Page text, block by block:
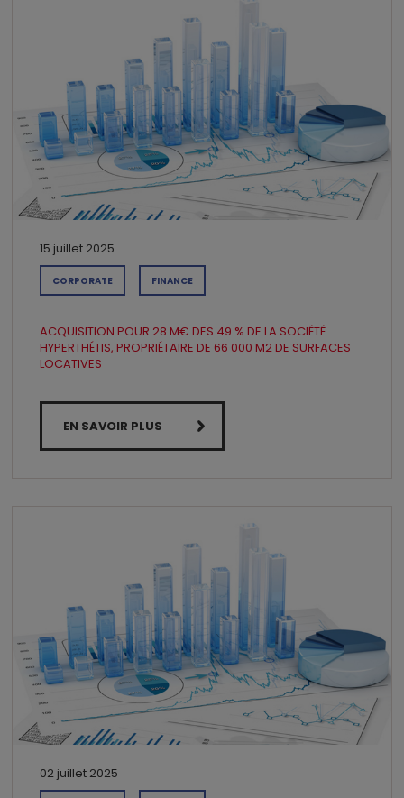
15 juillet 2025
CORPORATE FINANCE
ACQUISITION POUR 28 M€ DES 49 % DE LA SOCIÉTÉ
HYPERTHÉTIS, PROPRIÉTAIRE DE 66 000 M2 DE SURFACES
LOCATIVES
EN SAVOIR PLUS
02 juillet 2025